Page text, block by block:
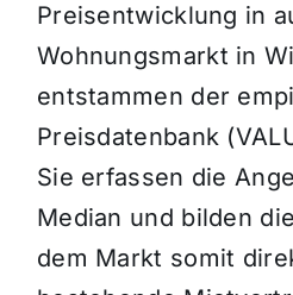
Preisentwicklung in
Wohnungsmarkt in
entstammen der
Preisdatenbank
Sie erfassen die
Median und bilden
dem Markt somit